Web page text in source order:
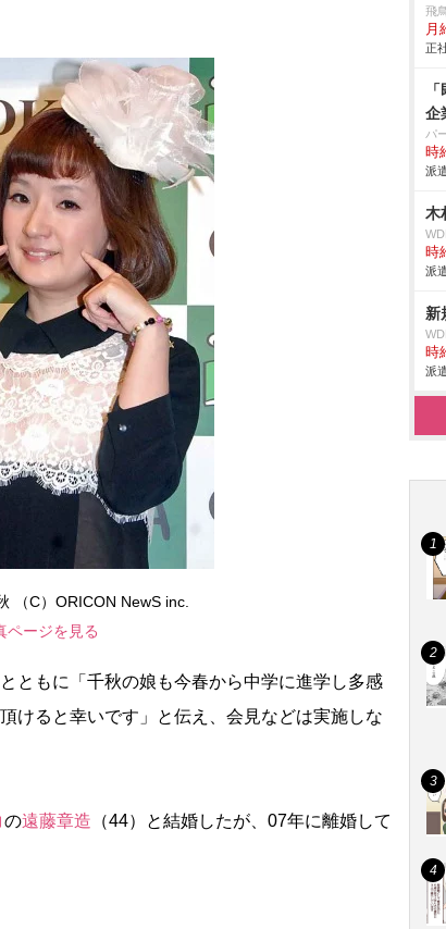
（C）ORICON NewS inc.
ページを見る
ともに「千秋の娘も今春から中学に進学し多感
けると幸いです」と伝え、会見などは実施しな
の遠藤章造 （44）と結婚したが、07年に離婚して
内
支
す
中
飛
月
正
企
パ
時
派
木
時
派
新
時
派